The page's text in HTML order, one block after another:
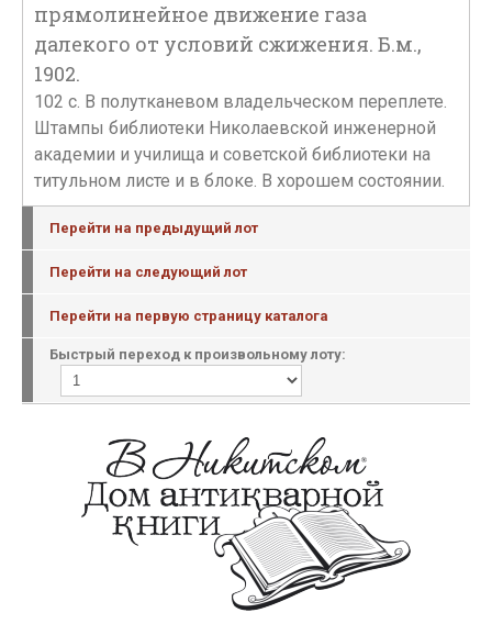
прямолинейное движение газа
далекого от условий сжижения. Б.м.,
1902.
102 с. В полутканевом владельческом переплете.
Штампы библиотеки Николаевской инженерной
академии и училища и советской библиотеки на
титульном листе и в блоке. В хорошем состоянии.
Перейти на предыдущий лот
Перейти на следующий лот
Перейти на первую страницу каталога
Быстрый переход к произвольному лоту: